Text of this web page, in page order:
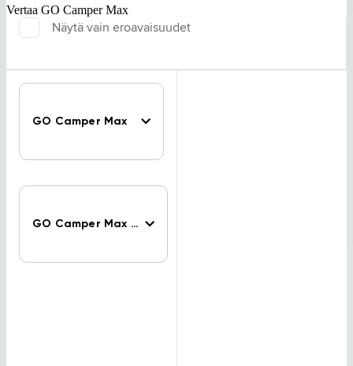
Vertaa GO Camper Max
Näytä vain eroavaisuudet
GO Camper Max
GO Camper Max PP